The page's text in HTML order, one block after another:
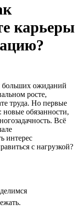
карьеры
ожиданий
росте,
труда. Но первые
обязанности,
Всё
интерес
с нагрузкой?